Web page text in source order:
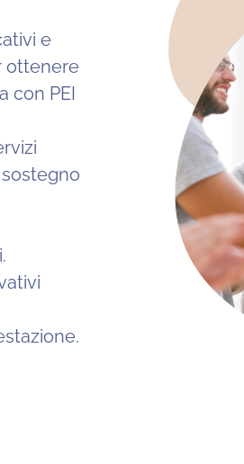
e
ottenere
con PEI